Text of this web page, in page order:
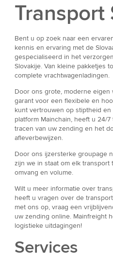
Transport
Bent u op zoek naar een
kennis en ervaring met de
gespecialiseerd in het
Slovakije. Van kleine pakketjes
complete vrachtwagenladingen.
Door ons grote, moderne eigen
garant voor een flexibele en
kunt vertrouwen op stiptheid en
platform Mainchain, heeft u 24/
tracen van uw zending en het
afleverbewijzen.
Door ons ijzersterke groupage
zijn we in staat om elk
omvang en volume.
Wilt u meer informatie over
heeft u vragen over de
met ons op, vraag een
uw zending online. Mainfreight
logistieke uitdagingen!
Services